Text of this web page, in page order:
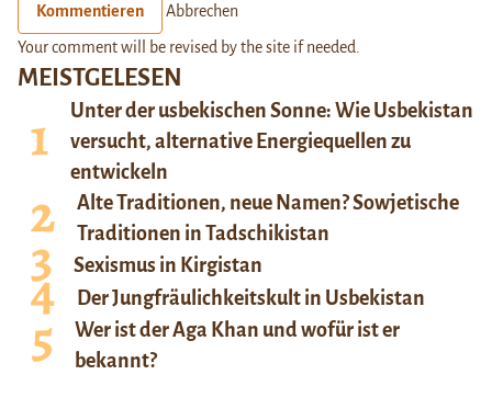
MEISTGELESEN
Unter der usbekischen Sonne: Wie Usbekistan
versucht, alternative Energiequellen zu
entwickeln
Alte Traditionen, neue Namen? Sowjetische
Traditionen in Tadschikistan
Sexismus in Kirgistan
Der Jungfräulichkeitskult in Usbekistan
Wer ist der Aga Khan und wofür ist er
bekannt?
Kommentieren Abbrechen
Your comment will be revised by the site if needed.